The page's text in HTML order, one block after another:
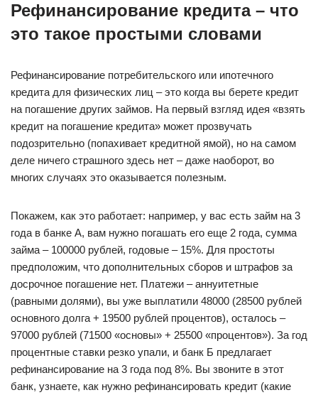
Рефинансирование кредита – что
это такое простыми словами
Рефинансирование потребительского или ипотечного
кредита для физических лиц – это когда вы берете кредит
на погашение других займов. На первый взгляд идея «взять
кредит на погашение кредита» может прозвучать
подозрительно (попахивает кредитной ямой), но на самом
деле ничего страшного здесь нет – даже наоборот, во
многих случаях это оказывается полезным.
Покажем, как это работает: например, у вас есть займ на 3
года в банке А, вам нужно погашать его еще 2 года, сумма
займа – 100000 рублей, годовые – 15%. Для простоты
предположим, что дополнительных сборов и штрафов за
досрочное погашение нет. Платежи – аннуитетные
(равными долями), вы уже выплатили 48000 (28500 рублей
основного долга + 19500 рублей процентов), осталось –
97000 рублей (71500 «основы» + 25500 «процентов»). За год
процентные ставки резко упали, и банк Б предлагает
рефинансирование на 3 года под 8%. Вы звоните в этот
банк, узнаете, как нужно рефинансировать кредит (какие